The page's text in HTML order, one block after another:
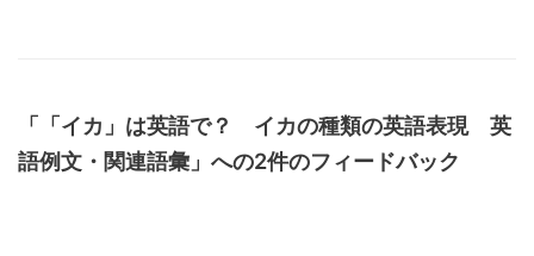
「「イカ」は英語で？ イカの種類の英語表現 英
語例文・関連語彙」への2件のフィードバック